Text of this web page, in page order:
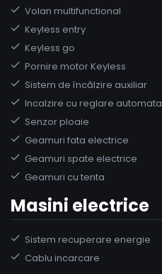
Volan multifunctional
Keyless entry
Keyless go
Pornire motor Keyless
Sistem de încălzire auxiliar
Incalzire cu reglare automata
Senzor ploaie
Geamuri fata electrice
Geamuri spate electrice
Geamuri cu tenta
Masini electrice
Sistem recuperare energie
Cablu incarcare